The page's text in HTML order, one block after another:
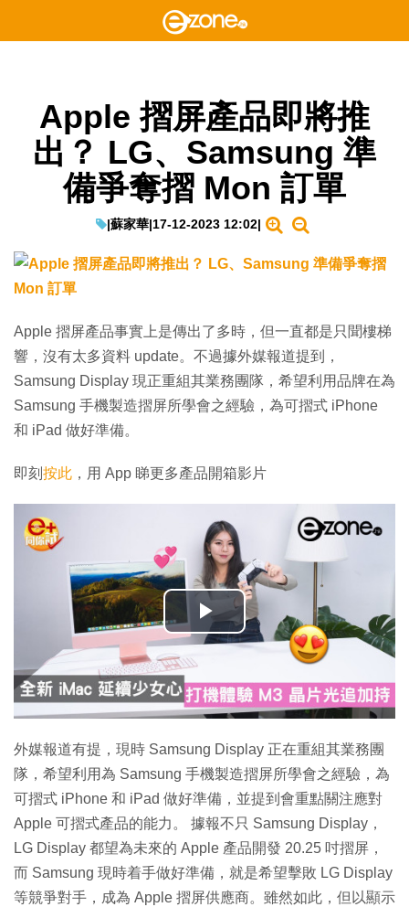
Apple 摺屏產品即將推
出？ LG、Samsung 準
備爭奪摺 Mon 訂單
|蘇家華|17-12-2023 12:02|
Apple 摺屏產品事實上是傳出了多時，但一直都是只聞樓梯
響，沒有太多資料 update。不過據外媒報道提到，
Samsung Display 現正重組其業務團隊，希望利用品牌在為
Samsung 手機製造摺屏所學會之經驗，為可摺式 iPhone
和 iPad 做好準備。
即刻 按此 ，用 App 睇更多產品開箱影片
播
影
片
外媒報道有提，現時 Samsung Display 正在重組其業務團
隊，希望利用為 Samsung 手機製造摺屏所學會之經驗，為
可摺式 iPhone 和 iPad 做好準備，並提到會重點關注應對
Apple 可摺式產品的能力。 據報不只 Samsung Display，
LG Display 都望為未來的 Apple 產品開發 20.25 吋摺屏，
而 Samsung 現時着手做好準備，就是希望擊敗 LG Display
等競爭對手，成為 Apple 摺屏供應商。雖然如此，但以顯示